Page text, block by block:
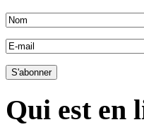
Qui est en